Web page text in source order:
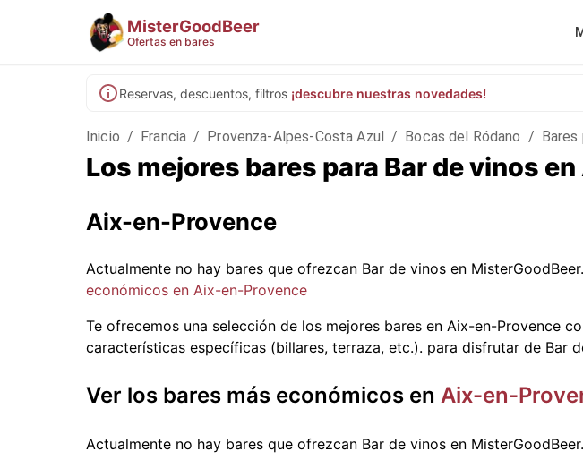
MisterGoodBeer
Ofertas en bares
Reservas, descuentos, filtros ¡descubre nuestras novedades!
Inicio / Francia / Provenza-Alpes-Costa Azul / Bocas del Ródano / Bares
Los mejores bares para Bar de vinos
Aix-en-Provence
Actualmente no hay bares que ofrezcan Bar de vinos en
económicos en Aix-en-Provence
Te ofrecemos una selección de los mejores bares en Aix-en-Provence
características específicas (billares, terraza, etc.). para disfrutar de Bar
Ver los bares más económicos en Aix-en-
Actualmente no hay bares que ofrezcan Bar de vinos en